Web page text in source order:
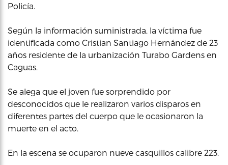
Policía.
Según la información suministrada, la víctima fue
identificada como Cristian Santiago Hernández de 23
años residente de la urbanización Turabo Gardens en
Caguas.
Se alega que el joven fue sorprendido por
desconocidos que le realizaron varios disparos en
diferentes partes del cuerpo que le ocasionaron la
muerte en el acto.
En la escena se ocuparon nueve casquillos calibre 223.